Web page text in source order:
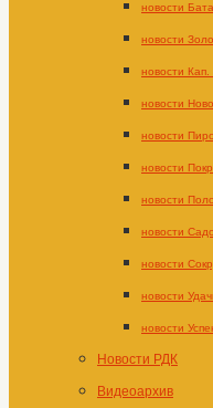
новости
новости
новости Кап.
новости
новости
новости
новости
новости
новости
новости
новости
Новости РДК
Видеоархив